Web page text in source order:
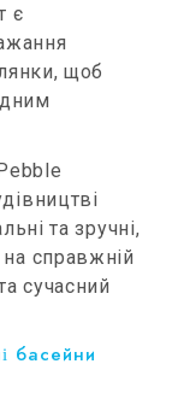
є
щоб
та зручні,
справжній
сучасний
басейни